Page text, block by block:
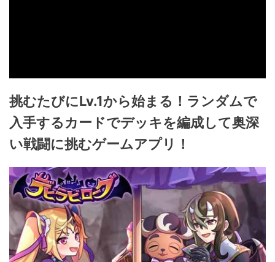
挑むたびにLv.1から始まる！ランダムで
入手するカードでデッキを編成して奥深
い戦闘に挑むゲームアプリ！